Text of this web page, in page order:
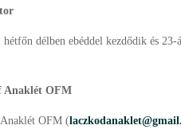
hétfőn délben ebéddel kezdődik és
Anaklét OFM
OFM (